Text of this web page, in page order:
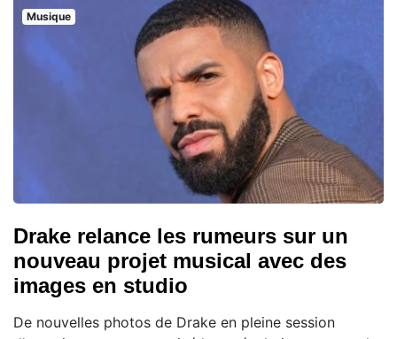
Musique
Drake relance les rumeurs sur un
nouveau projet musical avec des
images en studio
De nouvelles photos de Drake en pleine session